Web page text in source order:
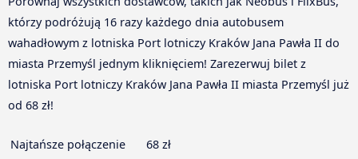
którzy podróżują 16 razy każdego dnia autobusem
wahadłowym z lotniska Port lotniczy Kraków Jana Pawła II do
miasta Przemyśl jednym kliknięciem! Zarezerwuj bilet z
lotniska Port lotniczy Kraków Jana Pawła II miasta Przemyśl już
od 68 zł!
Najtańsze połączenie
68 zł